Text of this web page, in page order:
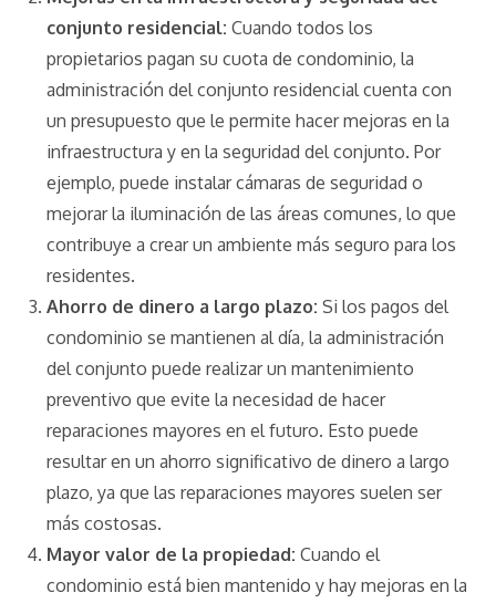
conjunto residencial: Cuando todos los
propietarios pagan su cuota de condominio, la
administración del conjunto residencial cuenta con
un presupuesto que le permite hacer mejoras en la
infraestructura y en la seguridad del conjunto. Por
ejemplo, puede instalar cámaras de seguridad o
mejorar la iluminación de las áreas comunes, lo que
contribuye a crear un ambiente más seguro para los
residentes.
Ahorro de dinero a largo plazo: Si los pagos del
condominio se mantienen al día, la administración
del conjunto puede realizar un mantenimiento
preventivo que evite la necesidad de hacer
reparaciones mayores en el futuro. Esto puede
resultar en un ahorro significativo de dinero a largo
plazo, ya que las reparaciones mayores suelen ser
más costosas.
Mayor valor de la propiedad: Cuando el
condominio está bien mantenido y hay mejoras en la